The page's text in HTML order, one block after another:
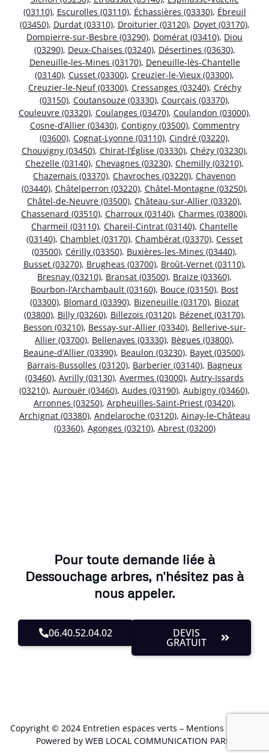
(03110), Escurolles (03110), Échassières (03330), Ébreuil
(03450), Durdat (03310), Droiturier (03120), Doyet (03170),
Dompierre-sur-Besbre (03290), Domérat (03410), Diou
(03290), Deux-Chaises (03240), Désertines (03630),
Deneuille-les-Mines (03170), Deneuille-lès-Chantelle
(03140), Cusset (03300), Creuzier-le-Vieux (03300),
Creuzier-le-Neuf (03300), Cressanges (03240), Créchy
(03150), Coutansouze (03330), Courçais (03370),
Couleuvre (03320), Coulanges (03470), Coulandon (03000),
Cosne-d’Allier (03430), Contigny (03500), Commentry
(03600), Cognat-Lyonne (03110), Cindré (03220),
Chouvigny (03450), Chirat-l’Église (03330), Chézy (03230),
Chezelle (03140), Chevagnes (03230), Chemilly (03210),
Chazemais (03370), Chavroches (03220), Chavenon
(03440), Châtelperron (03220), Châtel-Montagne (03250),
Châtel-de-Neuvre (03500), Château-sur-Allier (03320),
Chassenard (03510), Charroux (03140), Charmes (03800),
Charmeil (03110), Chareil-Cintrat (03140), Chantelle
(03140), Chamblet (03170), Chambérat (03370), Cesset
(03500), Cérilly (03350), Buxières-les-Mines (03440),
Busset (03270), Brugheas (03700), Broût-Vernet (03110),
Bresnay (03210), Bransat (03500), Braize (03360),
Bourbon-l’Archambault (03160), Bouce (03150), Bost
(03300), Blomard (03390), Bizeneuille (03170), Biozat
(03800), Billy (03260), Billezois (03120), Bézenet (03170),
Besson (03210), Bessay-sur-Allier (03340), Bellerive-sur-
Allier (03700), Bellenaves (03330), Bègues (03800),
Beaune-d’Allier (03390), Beaulon (03230), Bayet (03500),
Barrais-Bussolles (03120), Barberier (03140), Bagneux
(03460), Avrilly (03130), Avermes (03000), Autry-Issards
(03210), Aurouër (03460), Audes (03190), Aubigny (03460),
Arronnes (03250), Arpheuilles-Saint-Priest (03420),
Archignat (03380), Andelaroche (03120), Ainay-le-Château
(03360), Agonges (03210), Abrest (03200)
Pour toute demande liée à
Dessouchage arbres, n'hésitez pas à
nous appeler.
06.40.52.04.02 DEVIS
GRATUIT
Copyright © 2024 Entretien espaces verts – Mentions Légales
Powered by WEB LOCAL COMMUNICATION PARIS